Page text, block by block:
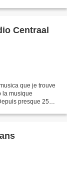
Centraal
que je trouve
la musique
presque 25